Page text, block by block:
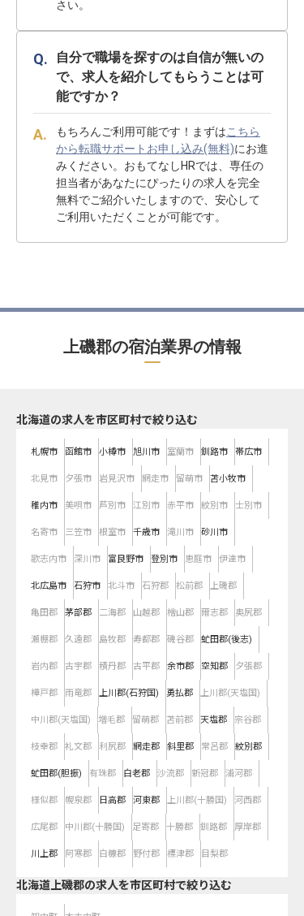
さい。
自分で職場を探すのは自信が無いの
で、求人を紹介してもらうことは可
能ですか？
もちろんご利用可能です！まずはこちら
から転職サポートお申し込み(無料)にお進
みください。おもてなしHRでは、専任の
担当者があなたにぴったりの求人を完全
無料でご紹介いたしますので、安心して
ご利用いただくことが可能です。
上磯郡の宿泊業界の情報
北海道の求人を市区町村で絞り込む
札幌市 函館市 小樽市 旭川市 室蘭市 釧路市 帯広市
北見市 夕張市 岩見沢市 網走市 留萌市 苫小牧市
稚内市 美唄市 芦別市 江別市 赤平市 紋別市 士別市
名寄市 三笠市 根室市 千歳市 滝川市 砂川市
歌志内市 深川市 富良野市 登別市 恵庭市 伊達市
北広島市 石狩市 北斗市 石狩郡 松前郡 上磯郡
亀田郡 茅部郡 二海郡 山越郡 檜山郡 爾志郡 奥尻郡
瀬棚郡 久遠郡 島牧郡 寿都郡 磯谷郡 虻田郡(後志)
岩内郡 古宇郡 積丹郡 古平郡 余市郡 空知郡 夕張郡
樺戸郡 雨竜郡 上川郡(石狩国) 勇払郡 上川郡(天塩国)
中川郡(天塩国) 増毛郡 留萌郡 苫前郡 天塩郡 宗谷郡
枝幸郡 礼文郡 利尻郡 網走郡 斜里郡 常呂郡 紋別郡
虻田郡(胆振) 有珠郡 白老郡 沙流郡 新冠郡 浦河郡
様似郡 幌泉郡 日高郡 河東郡 上川郡(十勝国) 河西郡
広尾郡 中川郡(十勝国) 足寄郡 十勝郡 釧路郡 厚岸郡
川上郡 阿寒郡 白糠郡 野付郡 標津郡 目梨郡
北海道上磯郡の求人を市区町村で絞り込む